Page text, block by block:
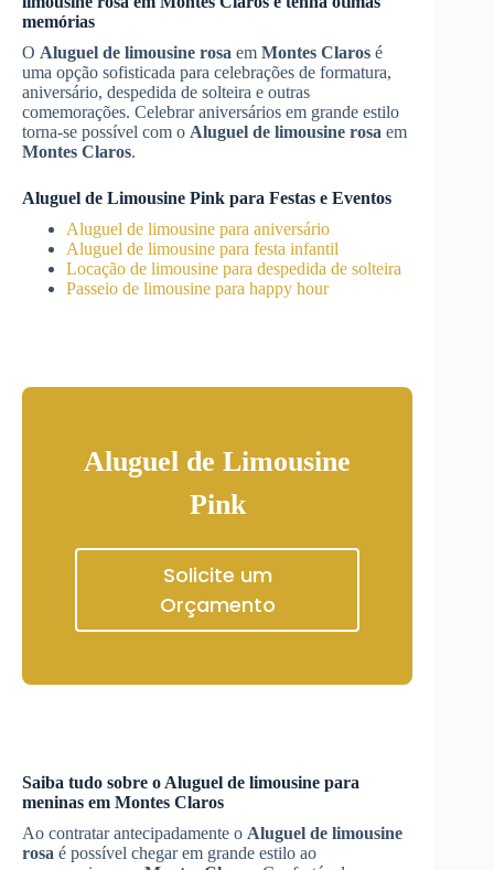
memórias
O Aluguel de limousine rosa em Montes Claros é
uma opção sofisticada para celebrações de formatura,
aniversário, despedida de solteira e outras
comemorações. Celebrar aniversários em grande estilo
torna-se possível com o Aluguel de limousine rosa em
Montes Claros.
Aluguel de Limousine Pink para Festas e Eventos
Aluguel de limousine para aniversário
Aluguel de limousine para festa infantil
Locação de limousine para despedida de solteira
Passeio de limousine para happy hour
Aluguel de Limousine
Pink
Solicite um
Orçamento
Saiba tudo sobre o Aluguel de limousine para
meninas em Montes Claros
Ao contratar antecipadamente o Aluguel de limousine
rosa é possível chegar em grande estilo ao